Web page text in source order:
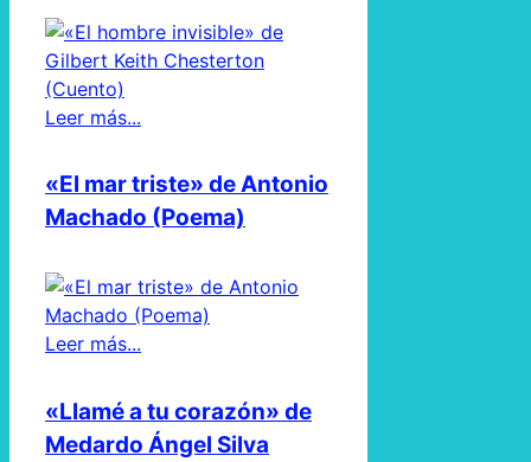
Leer más...
«El mar triste» de Antonio
Machado (Poema)
Leer más...
«Llamé a tu corazón» de
Medardo Ángel Silva